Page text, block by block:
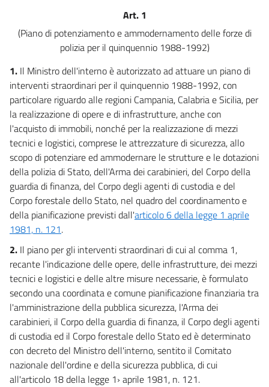
19
21
22
23
24
25
26
27
28
29
30
31
32
33
34
35
36
37
Art. 1
(Piano di potenziamento e ammodernamento delle forze di
polizia per il quinquennio 1988-1992)
1. Il Ministro dell'interno è autorizzato ad attuare un piano di
interventi straordinari per il quinquennio 1988-1992, con
particolare riguardo alle regioni Campania, Calabria e Sicilia, per
la realizzazione di opere e di infrastrutture, anche con
l'acquisto di immobili, nonché per la realizzazione di mezzi
tecnici e logistici, comprese le attrezzature di sicurezza, allo
scopo di potenziare ed ammodernare le strutture e le dotazioni
della polizia di Stato, dell'Arma dei carabinieri, del Corpo della
guardia di finanza, del Corpo degli agenti di custodia e del
Corpo forestale dello Stato, nel quadro del coordinamento e
della pianificazione previsti dall'articolo 6 della legge 1 aprile
1981, n. 121.
2. Il piano per gli interventi straordinari di cui al comma 1,
recante l'indicazione delle opere, delle infrastrutture, dei mezzi
tecnici e logistici e delle altre misure necessarie, è formulato
secondo una coordinata e comune pianificazione finanziaria tra
l'amministrazione della pubblica sicurezza, l'Arma dei
carabinieri, il Corpo della guardia di finanza, il Corpo degli agenti
di custodia ed il Corpo forestale dello Stato ed è determinato
con decreto del Ministro dell'interno, sentito il Comitato
nazionale dell'ordine e della sicurezza pubblica, di cui
all'articolo 18 della legge 1› aprile 1981, n. 121.